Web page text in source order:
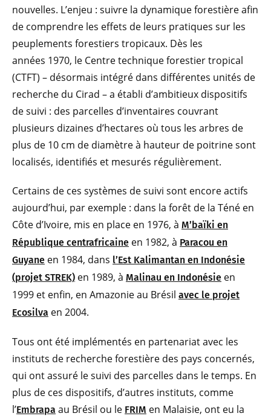
nouvelles. L’enjeu : suivre la dynamique forestière afin
de comprendre les effets de leurs pratiques sur les
peuplements forestiers tropicaux. Dès les
années 1970, le Centre technique forestier tropical
(CTFT) – désormais intégré dans différentes unités de
recherche du Cirad – a établi d’ambitieux dispositifs
de suivi : des parcelles d’inventaires couvrant
plusieurs dizaines d’hectares où tous les arbres de
plus de 10 cm de diamètre à hauteur de poitrine sont
localisés, identifiés et mesurés régulièrement.
Certains de ces systèmes de suivi sont encore actifs
aujourd’hui, par exemple : dans la forêt de la Téné en
Côte d’Ivoire, mis en place en 1976, à M’baïki en
République centrafricaine en 1982, à Paracou en
Guyane en 1984, dans l’Est Kalimantan en Indonésie
(projet STREK) en 1989, à Malinau en Indonésie en
1999 et enfin, en Amazonie au Brésil avec le projet
Ecosilva en 2004.
Tous ont été implémentés en partenariat avec les
instituts de recherche forestière des pays concernés,
qui ont assuré le suivi des parcelles dans le temps. En
plus de ces dispositifs, d’autres instituts, comme
l’Embrapa au Brésil ou le FRIM en Malaisie, ont eu la